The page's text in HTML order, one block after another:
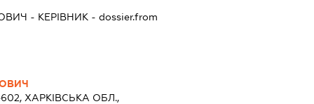
- КЕРІВНИК - dossier.from
ХАРКІВСЬКА ОБЛ.,